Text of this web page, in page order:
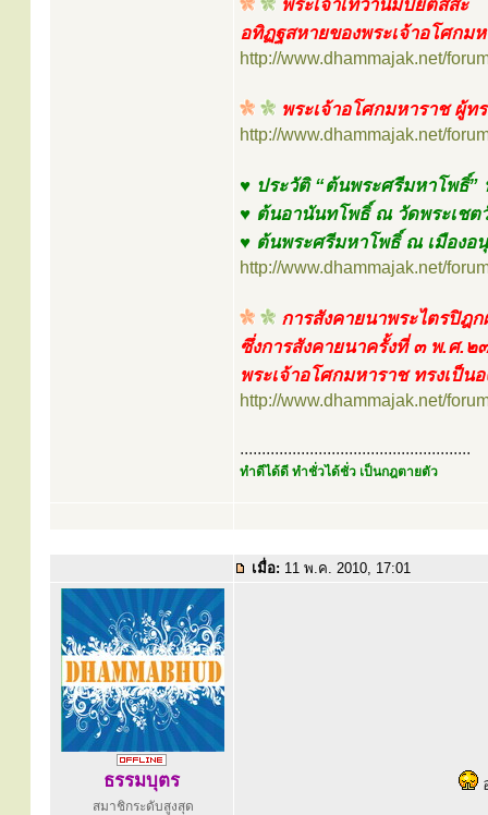
พระเจ้าเทวานัมปิยติสสะ
อทิฏฐสหายของพระเจ้าอโศกม
http://www.dhammajak.net/
พระเจ้าอโศกมหาราช ผู้ท
http://www.dhammajak.net/
♥ ประวัติ “ต้นพระศรีมหาโพธิ์
♥ ต้นอานันทโพธิ์ ณ วัดพระเชต
♥ ต้นพระศรีมหาโพธิ์ ณ เมืองอ
http://www.dhammajak.net/
การสังคายนาพระไตรปิฎก
ซึ่งการสังคายนาครั้งที่ ๓ พ.ศ.
พระเจ้าอโศกมหาราช ทรงเป็น
http://www.dhammajak.net/
.....................................................
ทำดีได้ดี ทำชั่วได้ชั่ว เป็นกฎตายตัว
เมื่อ: 11 พ.ค. 2010, 17:01
ธรรมบุตร
สมาชิกระดับสูงสุด